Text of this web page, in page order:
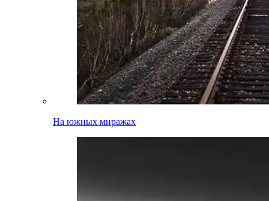
На южных миражах